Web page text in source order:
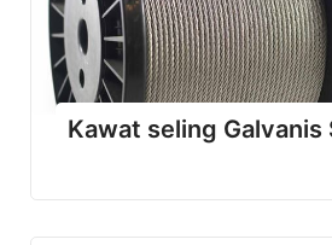
Kawat seling Galvanis